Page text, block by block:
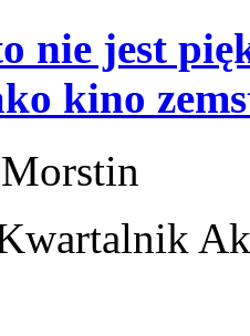
nie jest
kino